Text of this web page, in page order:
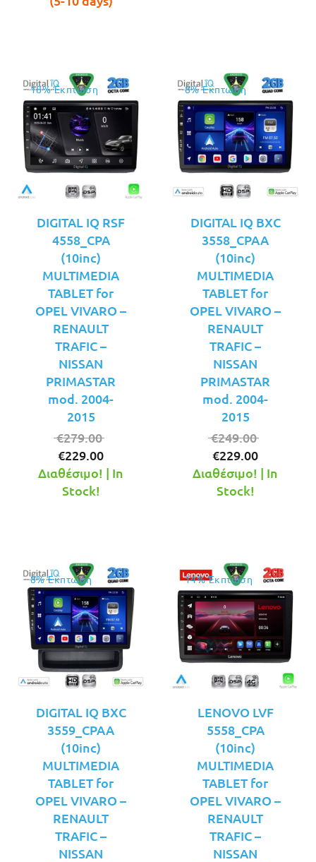
18% Έκπτωση
DIGITAL IQ RSF
4558_CPA
(10inc)
MULTIMEDIA
TABLET for
OPEL VIVARO –
RENAULT
TRAFIC –
NISSAN
PRIMASTAR
mod. 2004-
2015
€279.00
was:
€229.00
τρέχουσα
Διαθέσιμο! | In
Stock!
8% Έκπτωση
DIGITAL IQ BXC
3558_CPAA
(10inc)
MULTIMEDIA
TABLET for
OPEL VIVARO –
RENAULT
TRAFIC –
NISSAN
PRIMASTAR
mod. 2004-
2015
€249.00
was:
€229.00
τρέχουσα
Διαθέσιμο! | In
Stock!
8% Έκπτωση
DIGITAL IQ BXC
3559_CPAA
(10inc)
MULTIMEDIA
TABLET for
OPEL VIVARO –
RENAULT
TRAFIC –
NISSAN
14% Έκπτωση
LENOVO LVF
5558_CPA
(10inc)
MULTIMEDIA
TABLET for
OPEL VIVARO –
RENAULT
TRAFIC –
NISSAN